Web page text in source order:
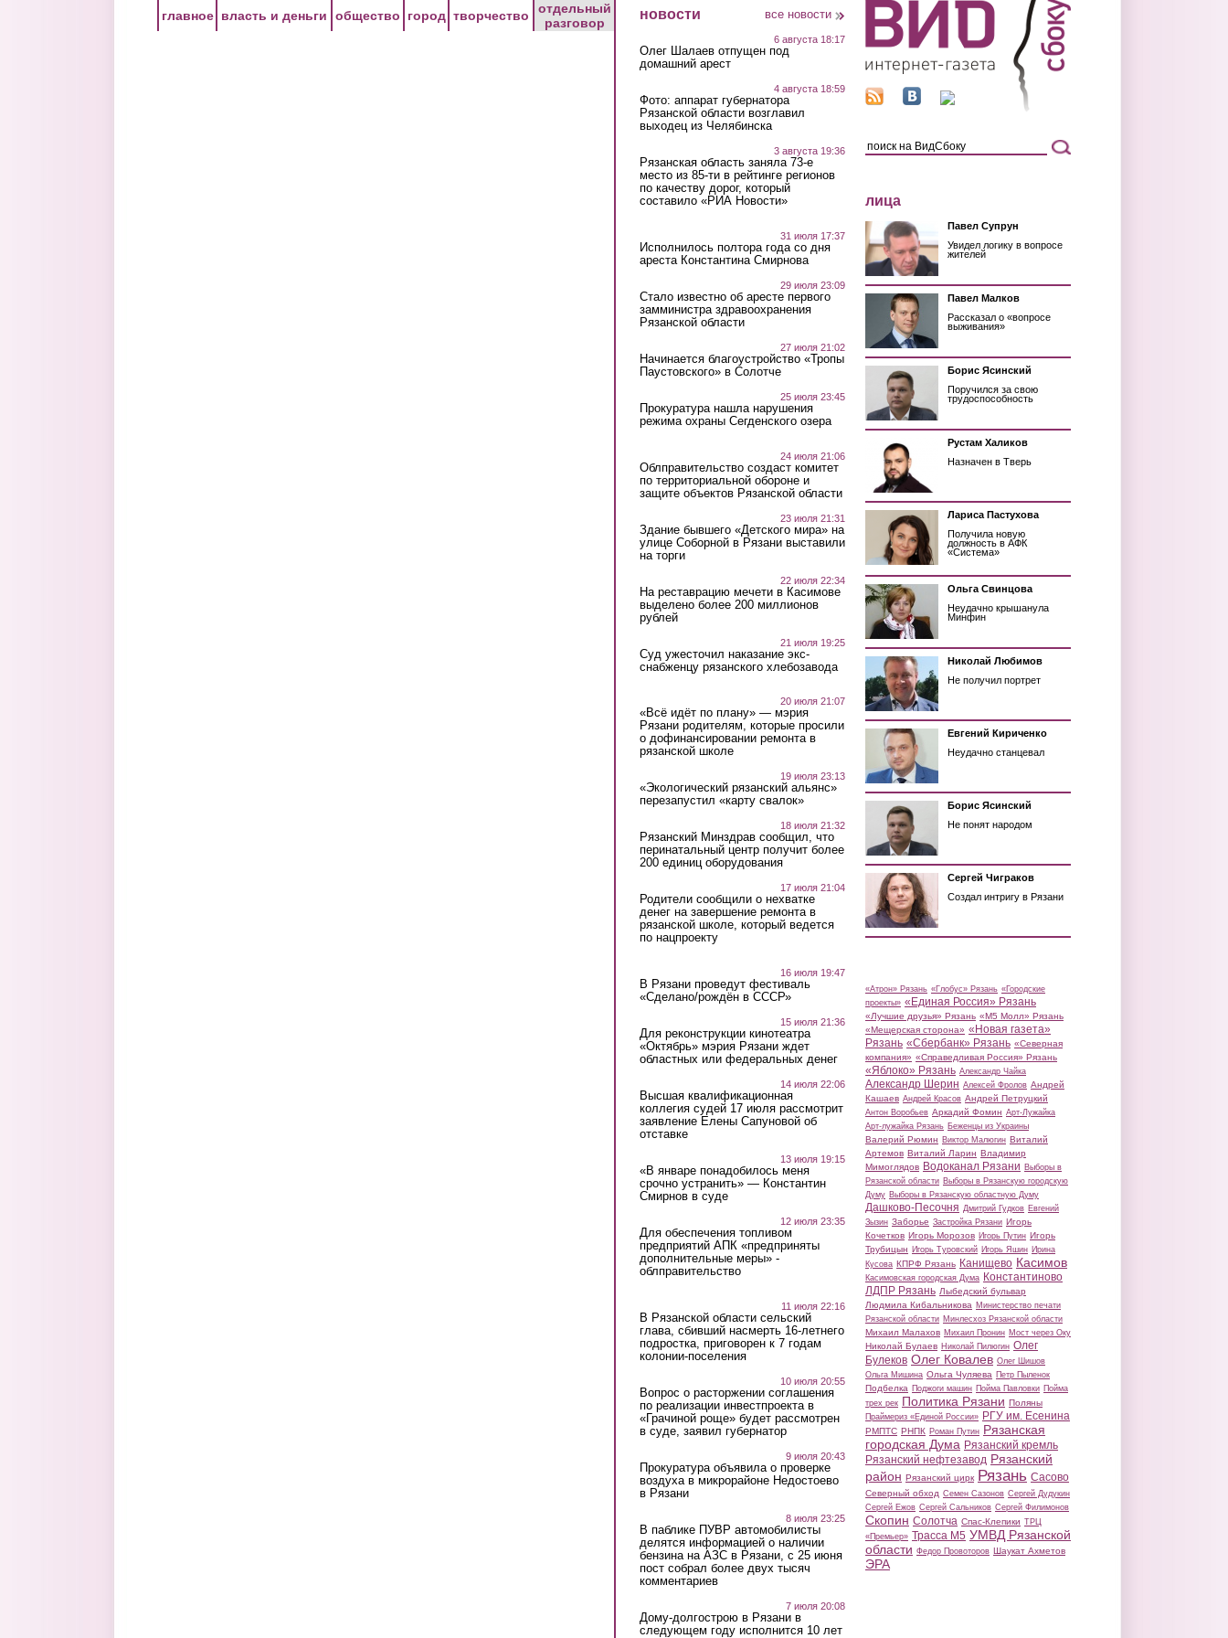
главное власть и деньги общество город творчество
отдельный
разговор
новости все новости
6 августа 18:17
Олег Шалаев отпущен под
домашний арест
4 августа 18:59
Фото: аппарат губернатора
Рязанской области возглавил
выходец из Челябинска
3 августа 19:36
Рязанская область заняла 73-е
место из 85-ти в рейтинге регионов
по качеству дорог, который
составило «РИА Новости»
31 июля 17:37
Исполнилось полтора года со дня
ареста Константина Смирнова
29 июля 23:09
Стало известно об аресте первого
замминистра здравоохранения
Рязанской области
27 июля 21:02
Начинается благоустройство «Тропы
Паустовского» в Солотче
25 июля 23:45
Прокуратура нашла нарушения
режима охраны Сегденского озера
24 июля 21:06
Облправительство создаст комитет
по территориальной обороне и
защите объектов Рязанской области
23 июля 21:31
Здание бывшего «Детского мира» на
улице Соборной в Рязани выставили
на торги
22 июля 22:34
На реставрацию мечети в Касимове
выделено более 200 миллионов
рублей
21 июля 19:25
Суд ужесточил наказание экс-
снабженцу рязанского хлебозавода
20 июля 21:07
«Всё идёт по плану» — мэрия
Рязани родителям, которые просили
о дофинансировании ремонта в
рязанской школе
19 июля 23:13
«Экологический рязанский альянс»
перезапустил «карту свалок»
18 июля 21:32
Рязанский Минздрав сообщил, что
перинатальный центр получит более
200 единиц оборудования
17 июля 21:04
Родители сообщили о нехватке
денег на завершение ремонта в
рязанской школе, который ведется
по нацпроекту
16 июля 19:47
В Рязани проведут фестиваль
«Сделано/рождён в СССР»
15 июля 21:36
Для реконструкции кинотеатра
«Октябрь» мэрия Рязани ждет
областных или федеральных денег
14 июля 22:06
Высшая квалификационная
коллегия судей 17 июля рассмотрит
заявление Елены Сапуновой об
отставке
13 июля 19:15
«В январе понадобилось меня
срочно устранить» — Константин
Смирнов в суде
12 июля 23:35
Для обеспечения топливом
предприятий АПК «предприняты
дополнительные меры» -
облправительство
11 июля 22:16
В Рязанской области сельский
глава, сбивший насмерть 16-летнего
подростка, приговорен к 7 годам
колонии-поселения
10 июля 20:55
Вопрос о расторжении соглашения
по реализации инвестпроекта в
«Грачиной роще» будет рассмотрен
в суде, заявил губернатор
9 июля 20:43
Прокуратура объявила о проверке
воздуха в микрорайоне Недостоево
в Рязани
8 июля 23:25
В паблике ПУВР автомобилисты
делятся информацией о наличии
бензина на АЗС в Рязани, с 25 июня
пост собрал более двух тысяч
комментариев
7 июля 20:08
Дому-долгострою в Рязани в
следующем году исполнится 10 лет
лица
Павел Супрун
Увидел логику в вопросе
жителей
Павел Малков
Рассказал о «вопросе
выживания»
Борис Ясинский
Поручился за свою
трудоспособность
Рустам Халиков
Назначен в Тверь
Лариса Пастухова
Получила новую
должность в АФК
«Система»
Ольга Свинцова
Неудачно крышанула
Минфин
Николай Любимов
Не получил портрет
Евгений Кириченко
Неудачно станцевал
Борис Ясинский
Не понят народом
Сергей Чиграков
Создал интригу в Рязани
«Атрон» Рязань «Глобус» Рязань «Городские
проекты» «Единая Россия» Рязань
«Лучшие друзья» Рязань «М5 Молл» Рязань
«Мещерская сторона» «Новая газета»
Рязань «Сбербанк» Рязань «Северная
компания» «Справедливая Россия» Рязань
«Яблоко» Рязань Александр Чайка
Александр Шерин Алексей Фролов Андрей
Кашаев Андрей Красов Андрей Петруцкий
Антон Воробьев Аркадий Фомин Арт-Лужайка
Арт-лужайка Рязань Беженцы из Украины
Валерий Рюмин Виктор Малюгин Виталий
Артемов Виталий Ларин Владимир
Мимоглядов Водоканал Рязани Выборы в
Рязанской области Выборы в Рязанскую городскую
Думу Выборы в Рязанскую областную Думу
Дашково-Песочня Дмитрий Гудков Евгений
Зызин Заборье Застройка Рязани Игорь
Кочетков Игорь Морозов Игорь Путин Игорь
Трубицын Игорь Туровский Игорь Яшин Ирина
Кусова КПРФ Рязань Канищево Касимов
Касимовская городская Дума Константиново
ЛДПР Рязань Лыбедский бульвар
Людмила Кибальникова Министерство печати
Рязанской области Минлесхоз Рязанской области
Михаил Малахов Михаил Пронин Мост через Оку
Николай Булаев Николай Пилюгин Олег
Булеков Олег Ковалев Олег Шишов
Ольга Мишина Ольга Чуляева Петр Пыленок
Подбелка Поджоги машин Пойма Павловки Пойма
трех рек Политика Рязани Поляны
Праймериз «Единой России» РГУ им. Есенина
РМПТС РНПК Роман Путин Рязанская
городская Дума Рязанский кремль
Рязанский нефтезавод Рязанский
район Рязанский цирк Рязань Сасово
Северный обход Семен Сазонов Сергей Дудукин
Сергей Ежов Сергей Сальников Сергей Филимонов
Скопин Солотча Спас-Клепики ТРЦ
«Премьер» Трасса М5 УМВД Рязанской
области Федор Провоторов Шаукат Ахметов
ЭРА